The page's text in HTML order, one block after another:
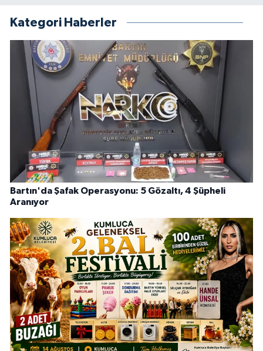
Kategori Haberler
Bartın'da Şafak Operasyonu: 5 Gözaltı, 4 Şüpheli
Aranıyor